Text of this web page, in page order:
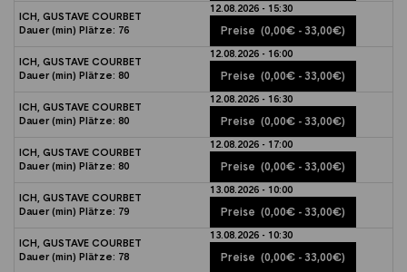
ICH, GUSTAVE COURBET
Dauer (min) Plätze: 76
12.08.2026 - 15:30
Preise (0,00€ - 33,00€)
ICH, GUSTAVE COURBET
Dauer (min) Plätze: 80
12.08.2026 - 16:00
Preise (0,00€ - 33,00€)
ICH, GUSTAVE COURBET
Dauer (min) Plätze: 80
12.08.2026 - 16:30
Preise (0,00€ - 33,00€)
ICH, GUSTAVE COURBET
Dauer (min) Plätze: 80
12.08.2026 - 17:00
Preise (0,00€ - 33,00€)
ICH, GUSTAVE COURBET
Dauer (min) Plätze: 79
13.08.2026 - 10:00
Preise (0,00€ - 33,00€)
ICH, GUSTAVE COURBET
Dauer (min) Plätze: 78
13.08.2026 - 10:30
Preise (0,00€ - 33,00€)